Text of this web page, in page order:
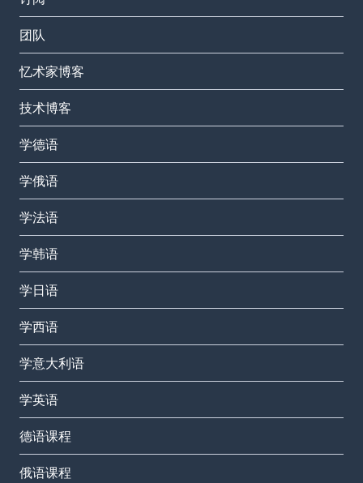
团队
忆术家博客
技术博客
学德语
学俄语
学法语
学韩语
学日语
学西语
学意大利语
学英语
德语课程
俄语课程